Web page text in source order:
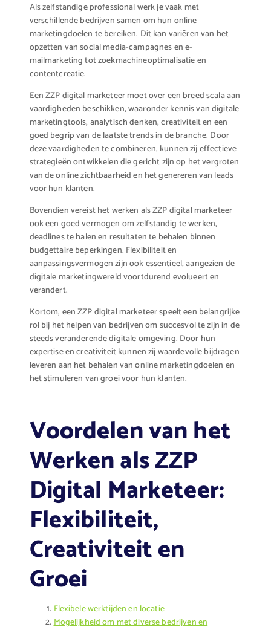
Als zelfstandige professional werk je vaak met
verschillende bedrijven samen om hun online
marketingdoelen te bereiken. Dit kan variëren van het
opzetten van social media-campagnes en e-
mailmarketing tot zoekmachineoptimalisatie en
contentcreatie.
Een ZZP digital marketeer moet over een breed scala aan
vaardigheden beschikken, waaronder kennis van digitale
marketingtools, analytisch denken, creativiteit en een
goed begrip van de laatste trends in de branche. Door
deze vaardigheden te combineren, kunnen zij effectieve
strategieën ontwikkelen die gericht zijn op het vergroten
van de online zichtbaarheid en het genereren van leads
voor hun klanten.
Bovendien vereist het werken als ZZP digital marketeer
ook een goed vermogen om zelfstandig te werken,
deadlines te halen en resultaten te behalen binnen
budgettaire beperkingen. Flexibiliteit en
aanpassingsvermogen zijn ook essentieel, aangezien de
digitale marketingwereld voortdurend evolueert en
verandert.
Kortom, een ZZP digital marketeer speelt een belangrijke
rol bij het helpen van bedrijven om succesvol te zijn in de
steeds veranderende digitale omgeving. Door hun
expertise en creativiteit kunnen zij waardevolle bijdragen
leveren aan het behalen van online marketingdoelen en
het stimuleren van groei voor hun klanten.
Voordelen van het
Werken als ZZP
Digital Marketeer:
Flexibiliteit,
Creativiteit en
Groei
Flexibele werktijden en locatie
Mogelijkheid om met diverse bedrijven en